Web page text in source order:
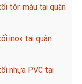
tôn màu tại quận
inox tại quận
nhựa PVC tại